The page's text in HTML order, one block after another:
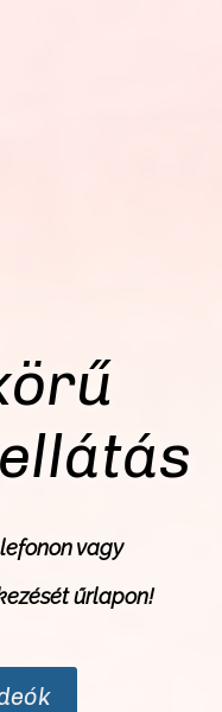
vagy
űrlapon!